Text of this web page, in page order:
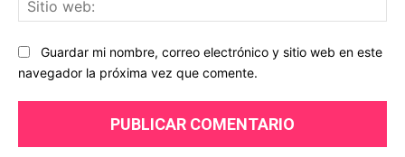
Guardar mi nombre, correo electrónico y sitio web en este
navegador la próxima vez que comente.